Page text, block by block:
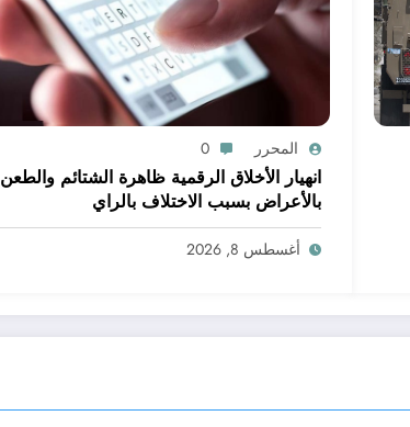
المحرر 0
انهيار الأخلاق الرقمية ظاهرة الشتائم والطعن
بالأعراض بسبب الاختلاف بالراي
أغسطس 8, 2026